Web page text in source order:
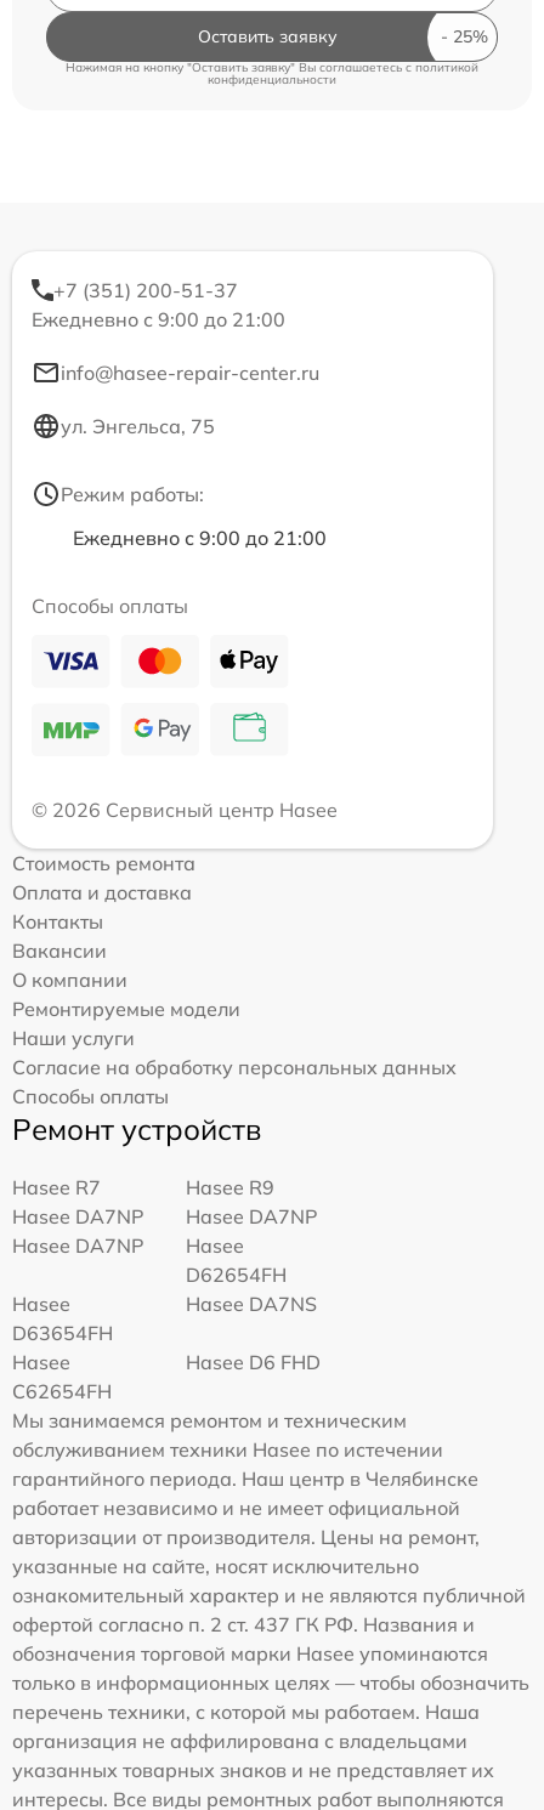
Оставить заявку
Нажимая на кнопку "Оставить заявку" Вы соглашаетесь cполитикой
конфиденциальности
+7 (351) 200-51-37
Ежедневно с 9:00 до 21:00
info@hasee-repair-center.ru
ул. Энгельса, 75
Режим работы:
Ежедневно с 9:00 до 21:00
Способы оплаты
© 2026 Сервисный центр Hasee
Стоимость ремонта
Оплата и доставка
Контакты
Вакансии
О компании
Ремонтируемые модели
Наши услуги
Согласие на обработку персональных данных
Способы оплаты
Ремонт устройств
Hasee R7
Hasee R9
Hasee DA7NP
Hasee DA7NP
Hasee DA7NP
Hasee
D62654FH
Hasee
D63654FH
Hasee DA7NS
Hasee
C62654FH
Hasee D6 FHD
Мы занимаемся ремонтом и техническим
обслуживанием техники Hasee по истечении
гарантийного периода. Наш центр в Челябинске
работает независимо и не имеет официальной
авторизации от производителя. Цены на ремонт,
указанные на сайте, носят исключительно
ознакомительный характер и не являются публичной
офертой согласно п. 2 ст. 437 ГК РФ. Названия и
обозначения торговой марки Hasee упоминаются
только в информационных целях — чтобы обозначить
перечень техники, с которой мы работаем. Наша
организация не аффилирована с владельцами
указанных товарных знаков и не представляет их
интересы. Все виды ремонтных работ выполняются